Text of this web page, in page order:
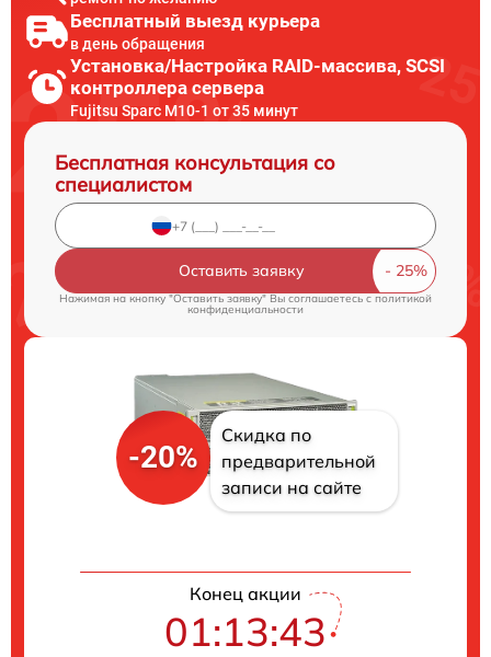
Бесплатный выезд курьера
в день обращения
Установка/Настройка RAID-массива, SCSI
контроллера сервера
Fujitsu Sparc M10-1 от 35 минут
Бесплатная консультация со
специалистом
Оставить заявку
Нажимая на кнопку "Оставить заявку" Вы соглашаетесь cполитикой
конфиденциальности
-20%
Скидка по
предварительной
записи на сайте
Конец акции
01:13:42